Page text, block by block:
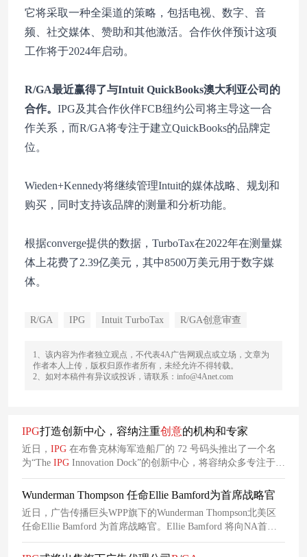
它将采取一种全渠道的策略，包括电视、数字、音
频、社交媒体、赞助和其他激活。合作伙伴预计这项
工作将于2024年启动。
R/GA最近赢得了与Intuit QuickBooks澳大利亚公司的
合作。 IPG及其合作伙伴FCB纽约公司将主导这一合
作关系，而R/GA将专注于建立QuickBooks的品牌定
位。
Wieden+Kennedy将继续管理Intuit的媒体战略、规划和
购买，同时支持该品牌的测量和分析功能。
根据converge提供的数据，TurboTax在2022年在测量媒
体上花费了2.39亿美元，其中8500万美元用于数字媒
体。
R/GA IPG Intuit TurboTax R/GA创意审查
1、该内容为作者独立观点，不代表4A广告网观点或立场，文章为
作者本人上传，版权归原作者所有，未经允许不得转载。
2、如对本稿件有异议或投诉，请联系：info@4Anet.com
IPG打造创新中心，容纳注重创意的机构和专家
近日， IPG 在布鲁克林海军造船厂的 72 号码头推出了一个名
为“The IPG Innovation Dock”的创新中心，将容纳众多专注于创
新、创意和设计的IPG机构和专家。
Wunderman Thompson 任命Ellie Bamford为首席战略官
近日，广告传播巨头WPP旗下的Wunderman Thompson北美区
任命Ellie Bamford 为首席战略官。Ellie Bamford 将向NA首席
执行官Audrey Melofchik和该机构的全球首席战略官Neil
Dawson报告。